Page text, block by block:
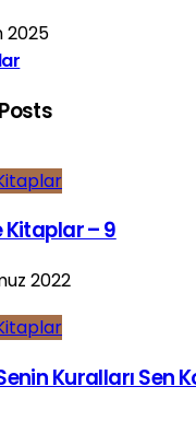
2025
Kitaplar – 9
2022
Kuralları Sen